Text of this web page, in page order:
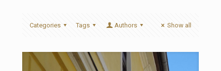
Categories Tags Authors Show all